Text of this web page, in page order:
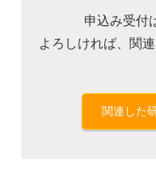
申込み受付
よろしければ、関
関連した